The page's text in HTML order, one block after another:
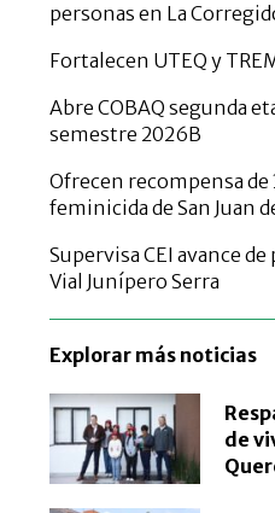
personas en La
Fortalecen UTEQ y
Abre COBAQ segunda
semestre 2026B
Ofrecen recompensa
feminicida de San Juan
Supervisa CEI avance
Vial Junípero Serra
Explorar más noticias
de